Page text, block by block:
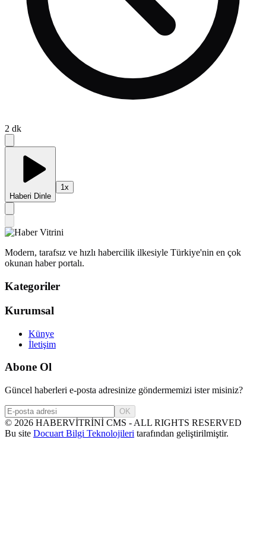
2 dk
Haberi Dinle
1x
Modern, tarafsız ve hızlı habercilik ilkesiyle Türkiye'nin en çok
okunan haber portalı.
Kategoriler
Kurumsal
Künye
İletişim
Abone Ol
Güncel haberleri e-posta adresinize göndermemizi ister misiniz?
OK
© 2026 HABERVİTRİNİ CMS - ALL RIGHTS RESERVED
Bu site Docuart Bilgi Teknolojileri tarafından geliştirilmiştir.